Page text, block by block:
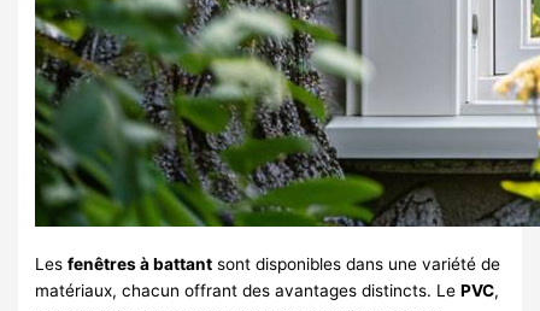
Lesfenêtres à battant sont disponibles dans une variété de
matériaux, chacun offrant des avantages distincts. LePVC,